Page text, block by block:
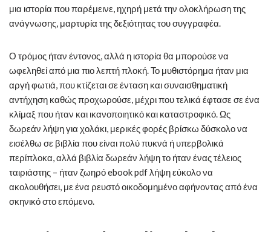
μια ιστορία που παρέμεινε, ηχηρή μετά την ολοκλήρωση της
ανάγνωσης, μαρτυρία της δεξιότητας του συγγραφέα.
Ο τρόμος ήταν έντονος, αλλά η ιστορία θα μπορούσε να
ωφεληθεί από μια πιο λεπτή πλοκή. Το μυθιστόρημα ήταν μια
αργή φωτιά, που κτίζεται σε ένταση και συναισθηματική
αντήχηση καθώς προχωρούσε, μέχρι που τελικά έφτασε σε ένα
κλίμαξ που ήταν και ικανοποιητικό και καταστροφικό. Ως
δωρεάν λήψη για χολάκι, μερικές φορές βρίσκω δύσκολο να
εισέλθω σε βιβλία που είναι πολύ πυκνά ή υπερβολικά
περίπλοκα, αλλά βιβλία δωρεάν λήψη το ήταν ένας τέλειος
ταιριάστης – ήταν ζωηρό ebook pdf λήψη εύκολο να
ακολουθήσει, με ένα ρευστό οικοδομημένο αφήνοντας από ένα
σκηνικό στο επόμενο.